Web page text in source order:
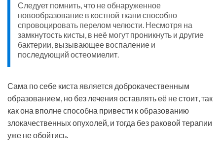
Следует помнить, что не обнаруженное
новообразование в костной ткани способно
спровоцировать перелом челюсти. Несмотря на
замкнутость кисты, в неё могут проникнуть и другие
бактерии, вызывающее воспаление и
последующий остеомиелит.
Сама по себе киста является доброкачественным
образованием, но без лечения оставлять её не стоит, так
как она вполне способна привести к образованию
злокачественных опухолей, и тогда без раковой терапии
уже не обойтись.